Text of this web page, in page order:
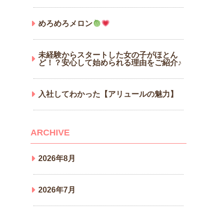
めろめろメロン
未経験からスタートした女の子がほとん
ど！？安心して始められる理由をご紹介♪
入社してわかった【アリュールの魅力】
ARCHIVE
2026年8月
2026年7月